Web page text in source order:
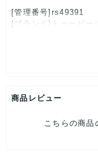
[管理番号]rs49391
[ブランド]トゥービー
表記サイズ：40
総丈：約58cm
ヒップ：約51cm
商品レビュー
こちらの商品